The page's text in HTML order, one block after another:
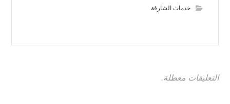
خدمات الشارقة
التعليقات معطلة.